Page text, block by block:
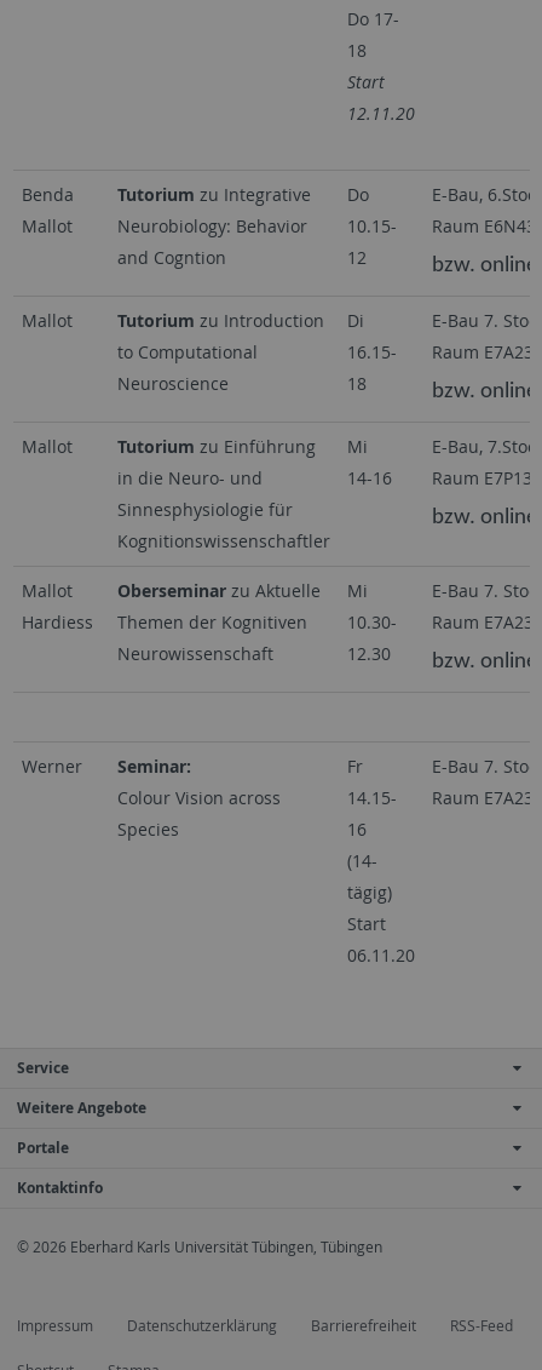
Do 17-
18
Start
12.11.20
Benda
Mallot
Tutorium zu Integrative
Neurobiology: Behavior
and Cogntion
Do
10.15-
12
E-Bau,
Raum E6N43
bzw. online
Mallot Tutorium zu Introduction
to Computational
Neuroscience
Di
16.15-
18
E-Bau 7.
Raum E7A23
bzw. online
Mallot Tutorium zu Einführung
in die Neuro- und
Sinnesphysiologie für
Kognitionswissenschaftler
Mi
14-16
E-Bau,
Raum E7P13
bzw. online
Mallot
Hardiess
Oberseminar zu Aktuelle
Themen der Kognitiven
Neurowissenschaft
Mi
10.30-
12.30
E-Bau 7.
Raum E7A23
bzw. online
Werner
Seminar:
Colour Vision across
Species
Fr
14.15-
16
(14-
tägig)
Start
06.11.20
E-Bau 7.
Raum E7A23
Service
Weitere Angebote
Portale
Kontaktinfo
© 2026 Eberhard Karls Universität Tübingen, Tübingen
Impressum Datenschutzerklärung Barrierefreiheit RSS-Feed